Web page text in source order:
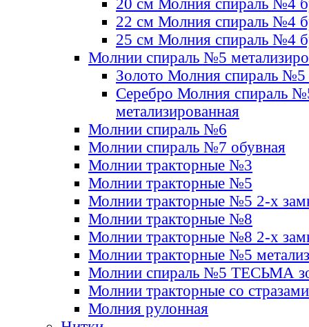
20 см Молния спираль №4
22 см Молния спираль №4
25 см Молния спираль №4
Молнии спираль №5
Золото Молния спираль №5
Серебро Молния спираль
метализированная
Молнии спираль №6
Молнии спираль №7 обувная
Молнии тракторные №3
Молнии тракторные №5
Молнии тракторные №5 2-х
Молнии тракторные №8
Молнии тракторные №8 2-х
Молнии тракторные №5
Молнии спираль №5 ТЕСЬМА
Молнии тракторные со стразами
Молния рулонная